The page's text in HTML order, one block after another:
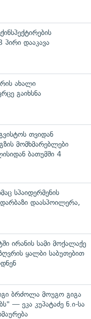
პირი დააკავა
ახალი
გაიხსნა
თვიდან
მომხმარებლები
ბათუმში 4
სპაიდერმენის
დაასპოილერა,
ირანის სამი მოქალაქე
ყალბი საბუთებით
ბრძოლა მოუგო გიგა
— ეკა კუპატაძე ნ.ი-სა